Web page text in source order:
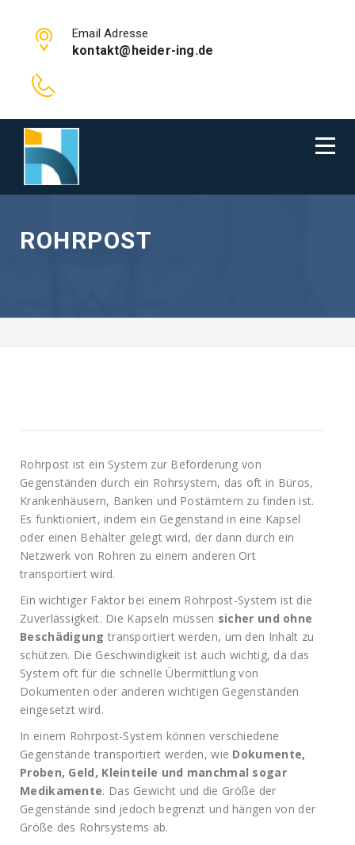
Email Adresse
kontakt@heider-ing.de
ROHRPOST
Rohrpost ist ein System zur Beförderung von
Gegenständen durch ein Rohrsystem, das oft in Büros,
Krankenhäusern, Banken und Postämtern zu finden ist.
Es funktioniert, indem ein Gegenstand in eine Kapsel
oder einen Behälter gelegt wird, der dann durch ein
Netzwerk von Rohren zu einem anderen Ort
transportiert wird.
Ein wichtiger Faktor bei einem Rohrpost-System ist die
Zuverlässigkeit. Die Kapseln müssen sicher und ohne
Beschädigung transportiert werden, um den Inhalt zu
schützen. Die Geschwindigkeit ist auch wichtig, da das
System oft für die schnelle Übermittlung von
Dokumenten oder anderen wichtigen Gegenständen
eingesetzt wird.
In einem Rohrpost-System können verschiedene
Gegenstände transportiert werden, wie Dokumente,
Proben, Geld, Kleinteile und manchmal sogar
Medikamente. Das Gewicht und die Größe der
Gegenstände sind jedoch begrenzt und hängen von der
Größe des Rohrsystems ab.